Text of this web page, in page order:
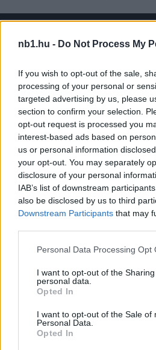
nb1.hu - Do Not Process My
If you wish to opt-out of the sale,
processing of your personal or
targeted advertising by us, please
section to confirm your selection.
opt-out request is processed you
interest-based ads based on
us or personal information
your opt-out. You may separately
disclosure of your personal
IAB’s list of downstream
also be disclosed by us to third
Downstream Participants that may
Please note that this website/app
not limited to your visit or usage
grant or deny consent to Google
use your data for below specified
consent section.
Personal Data Processing Opt
I want to opt-out of the
personal data.
Opted In
I want to opt-out of the Sale of
Personal Data.
Opted In
Olyan, mint egy
öregedésével
Példakép
generációnak
Buffon neve nemcsak a
modern futball szinonimája
megmutatja, miért tekintett
egész kapusgeneráció – a
Magyarországon is. A
akitől tanulni lehetett
mérhetetlen kitartást. A
Buffon maga is sokszor
Grosics Gyulát vagy az
kapust, Lev Jasint.